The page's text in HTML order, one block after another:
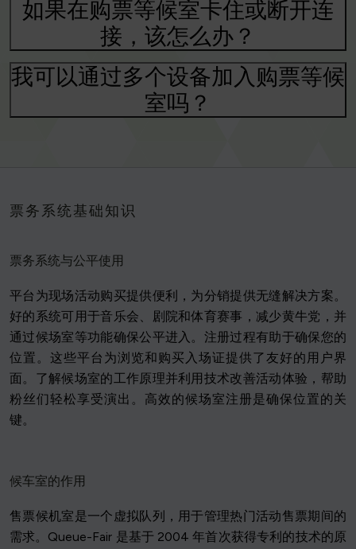
如果在购票等候室卡住或断开连
接，该怎么办？
我可以通过多个设备加入购票等候
室吗？
票务系统基础知识
票务系统与公平使用
平台为现场活动购买提供便利，为分销提供无缝解决方案。
好的系统可用于音乐会、剧院和体育赛事，减少黄牛党，并
通过候场室等功能确保公平进入。注册过程有助于确保您的
位置。这些平台为浏览和购买入场证提供了友好的用户界
面。了解候场室的工作原理并利用技术改善活动体验，帮助
粉丝们轻松享受演出。高效的候场室注册是确保位置的关
键。
候车室的作用
售票候机室是一个虚拟队列，用于管理热门活动售票期间的
需求。Queue-Fair 是基于 2004 年首次获得专利的技术的原